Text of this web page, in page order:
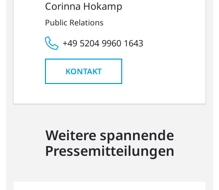
Corinna Hokamp
Public Relations
+49 5204 9960 1643
KONTAKT
Weitere spannende
Pressemitteilungen